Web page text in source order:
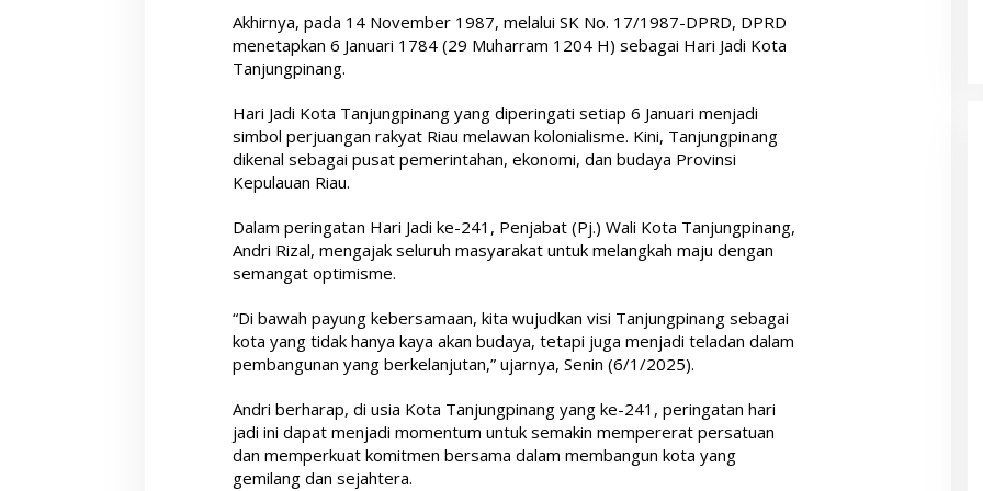
Akhirnya, pada 14 November 1987, melalui SK No. 17/1987-DPRD, DPRD
menetapkan 6 Januari 1784 (29 Muharram 1204 H) sebagai Hari Jadi Kota
Tanjungpinang.
Hari Jadi Kota Tanjungpinang yang diperingati setiap 6 Januari menjadi
simbol perjuangan rakyat Riau melawan kolonialisme. Kini, Tanjungpinang
dikenal sebagai pusat pemerintahan, ekonomi, dan budaya Provinsi
Kepulauan Riau.
Dalam peringatan Hari Jadi ke-241, Penjabat (Pj.) Wali Kota Tanjungpinang,
Andri Rizal, mengajak seluruh masyarakat untuk melangkah maju dengan
semangat optimisme.
“Di bawah payung kebersamaan, kita wujudkan visi Tanjungpinang sebagai
kota yang tidak hanya kaya akan budaya, tetapi juga menjadi teladan dalam
pembangunan yang berkelanjutan,” ujarnya, Senin (6/1/2025).
Andri berharap, di usia Kota Tanjungpinang yang ke-241, peringatan hari
jadi ini dapat menjadi momentum untuk semakin mempererat persatuan
dan memperkuat komitmen bersama dalam membangun kota yang
gemilang dan sejahtera.